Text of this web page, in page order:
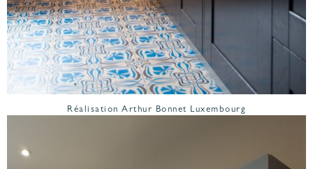
Réalisation Arthur Bonnet Luxembourg